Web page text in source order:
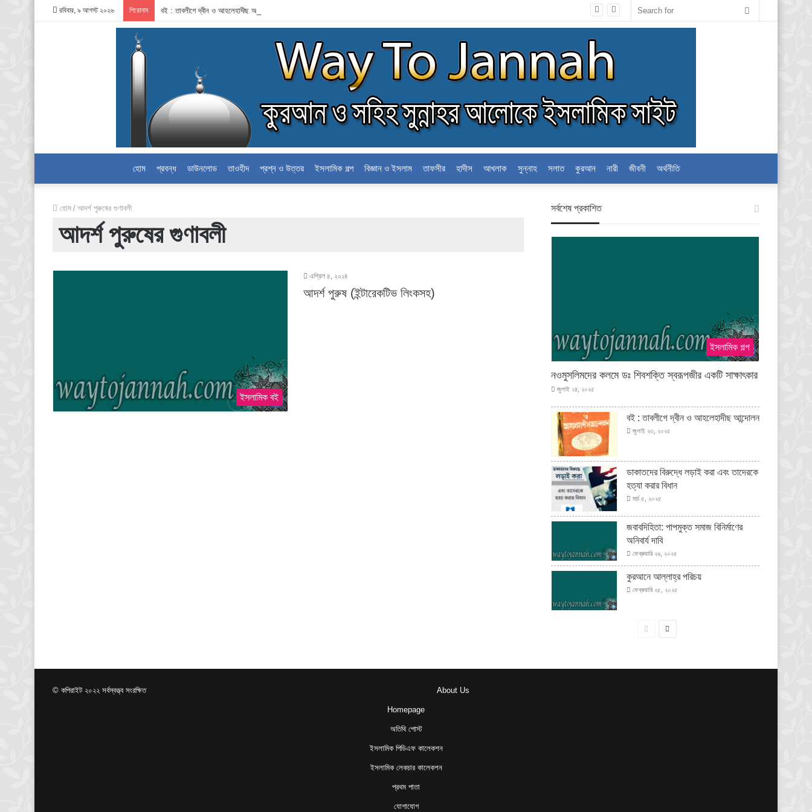
রবিবার, ৯ আগস্ট ২০২৬ শিরোনাম বই : তাবলীগে দ্বীন ও আহলেহাদীছ আন্দোলন Search
হোম প্রবন্ধ ডাউনলোড তাওহীদ প্রশ্ন ও উত্তর ইসলামিক গল্প বিজ্ঞান ও ইসলাম তাফসীর হাদীস আখলাক সুন্নাহ সলাত কুরআন নারী জীবনী অর্থনীতি
হোম / আদর্শ পুরুষের গুণাবলী
আদর্শ পুরুষের গুণাবলী
ইসলামিক বই
এপ্রিল ৪, ২০১৪
আদর্শ পুরুষ (ইন্টারেকটিভ লিংকসহ)
স‍র্বশেষ প্রকাশিত
ইসলামিক গল্প
নওমুসলিমদের কলমে ডঃ শিবশক্তি স্বরূপজীর একটি সাক্ষাৎকার
জুলাই ২৪, ২০২৫
বই : তাবলীগে দ্বীন ও আহলেহাদীছ আন্দোলন
জুলাই ২৩, ২০২৫
ডাকাতদের বিরুদ্ধে লড়াই করা এবং তাদেরকে
হত্যা করার বিধান
মার্চ ৫, ২০২৫
জবাবদিহিতা: পাপমুক্ত সমাজ বিনির্মাণের
অনিবার্য দাবি
ফেব্রুয়ারি ২৬, ২০২৫
কুরআনে আল্লাহ্‌র পরিচয়
ফেব্রুয়ারি ২৫, ২০২৫
© কপিরাইট ২০২২ সর্বস্বত্ত্ব সংরক্ষিত About Us
Homepage
অতিথি পোস্ট
ইসলামিক পিডিএফ কালেকশন
ইসলামিক লেকচার কালেকশন
প্রথম পাতা
যোগাযোগ